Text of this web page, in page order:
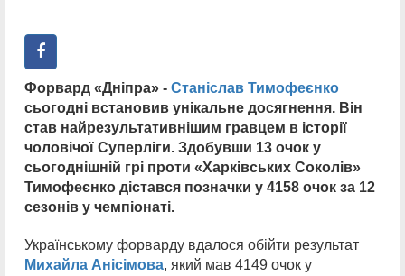
Форвард «Дніпра» - Станіслав Тимофеєнко
сьогодні встановив унікальне досягнення. Він
став найрезультативнішим гравцем в історії
чоловічої Суперліги. Здобувши 13 очок у
сьогоднішній грі проти «Харківських Соколів»
Тимофеєнко дістався позначки у 4158 очок за 12
сезонів у чемпіонаті.
Українському форварду вдалося обійти результат
Михайла Анісімова, який мав 4149 очок у